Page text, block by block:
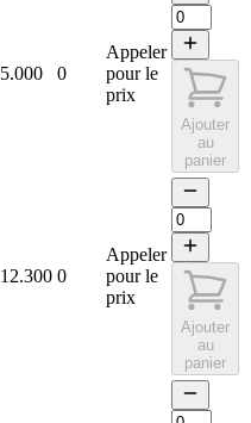
5.000 0
Appeler
pour le
prix
Ajouter
au
panier
12.300 0
Appeler
pour le
prix
Ajouter
au
panier